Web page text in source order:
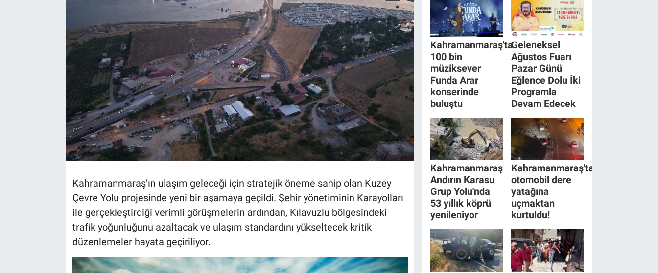
Kahramanmaraş’ın ulaşım geleceği için stratejik öneme sahip olan Kuzey
Çevre Yolu projesinde yeni bir aşamaya geçildi. Şehir yönetiminin Karayolları
ile gerçekleştirdiği verimli görüşmelerin ardından, Kılavuzlu bölgesindeki
trafik yoğunluğunu azaltacak ve ulaşım standardını yükseltecek kritik
düzenlemeler hayata geçiriliyor.
Kahramanmaraş'ta
100 bin
müziksever
Funda Arar
konserinde
buluştu
Geleneksel
Ağustos Fuarı
Pazar Günü
Eğlence Dolu İki
Programla
Devam Edecek
Kahramanmaraş
Andırın Karasu
Grup Yolu'nda
53 yıllık köprü
yenileniyor
Kahramanmaraş'ta
otomobil dere
yatağına
uçmaktan
kurtuldu!
Bilim, Teknoloji
HABERDE İNSAN
BİLİM VE TEKNOLOJİ